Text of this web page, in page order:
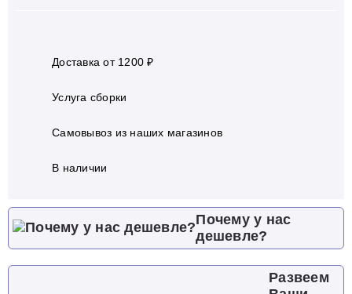
Доставка от 1200 ₽
Услуга сборки
Самовывоз из наших магазинов
В наличии
Почему у нас
дешевле?
Развеем